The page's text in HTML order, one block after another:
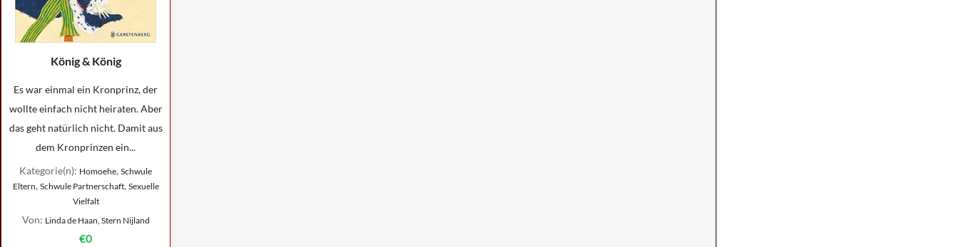
König & König
Es war einmal ein Kronprinz, der
wollte einfach nicht heiraten. Aber
das geht natürlich nicht. Damit aus
dem Kronprinzen ein...
Kategorie(n): Homoehe, Schwule
Eltern, Schwule Partnerschaft, Sexuelle
Vielfalt
Von: Linda de Haan, Stern Nijland
€0